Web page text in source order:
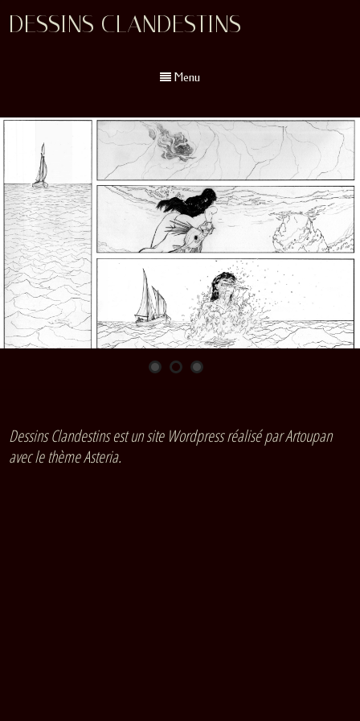
DESSINS CLANDESTINS
Menu
Dessins Clandestins est un site Wordpress réalisé par Artoupan
avec le thème Asteria.